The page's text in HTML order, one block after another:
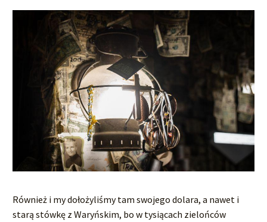
Również i my dołożyliśmy tam swojego dolara, a nawet i
starą stówkę z Waryńskim, bo w tysiącach zielońców